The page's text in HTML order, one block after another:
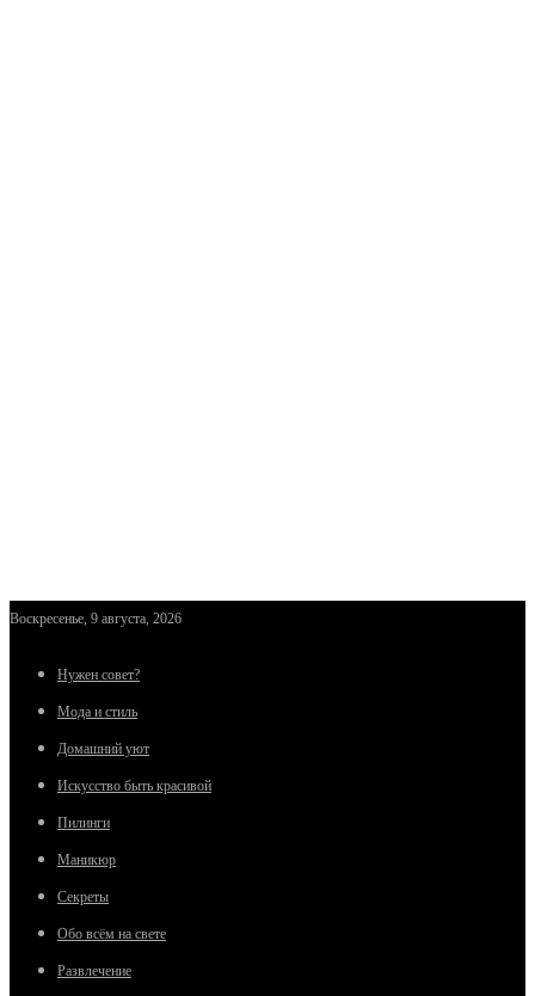
Воскресенье, 9 августа, 2026
Нужен совет?
Мода и стиль
Домашний уют
Искусство быть красивой
Пилинги
Маникюр
Секреты
Обо всём на свете
Развлечение